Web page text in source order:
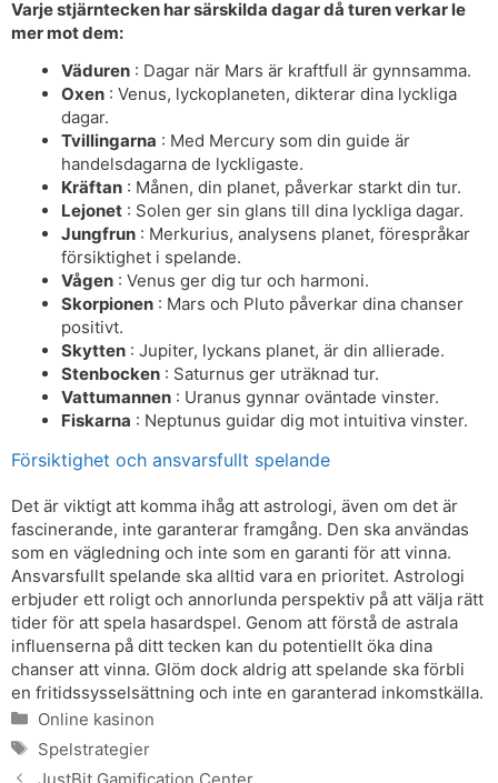
Varje stjärntecken har särskilda dagar då turen verkar le
mer mot dem:
Väduren : Dagar när Mars är kraftfull är gynnsamma.
Oxen : Venus, lyckoplaneten, dikterar dina lyckliga
dagar.
Tvillingarna : Med Mercury som din guide är
handelsdagarna de lyckligaste.
Kräftan : Månen, din planet, påverkar starkt din tur.
Lejonet : Solen ger sin glans till dina lyckliga dagar.
Jungfrun : Merkurius, analysens planet, förespråkar
försiktighet i spelande.
Vågen : Venus ger dig tur och harmoni.
Skorpionen : Mars och Pluto påverkar dina chanser
positivt.
Skytten : Jupiter, lyckans planet, är din allierade.
Stenbocken : Saturnus ger uträknad tur.
Vattumannen : Uranus gynnar oväntade vinster.
Fiskarna : Neptunus guidar dig mot intuitiva vinster.
Försiktighet och ansvarsfullt spelande
Det är viktigt att komma ihåg att astrologi, även om det är
fascinerande, inte garanterar framgång. Den ska användas
som en vägledning och inte som en garanti för att vinna.
Ansvarsfullt spelande ska alltid vara en prioritet. Astrologi
erbjuder ett roligt och annorlunda perspektiv på att välja rätt
tider för att spela hasardspel. Genom att förstå de astrala
influenserna på ditt tecken kan du potentiellt öka dina
chanser att vinna. Glöm dock aldrig att spelande ska förbli
en fritidssysselsättning och inte en garanterad inkomstkälla.
Categories
Online kasinon
Tags
Spelstrategier
JustBit Gamification Center